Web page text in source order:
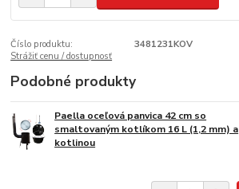
Číslo produktu:
3481231KOV
Strážiť cenu / dostupnosť
Podobné produkty
Paella oceľová panvica 42 cm so
smaltovaným kotlíkom 16 L (1,2 mm) a
kotlinou